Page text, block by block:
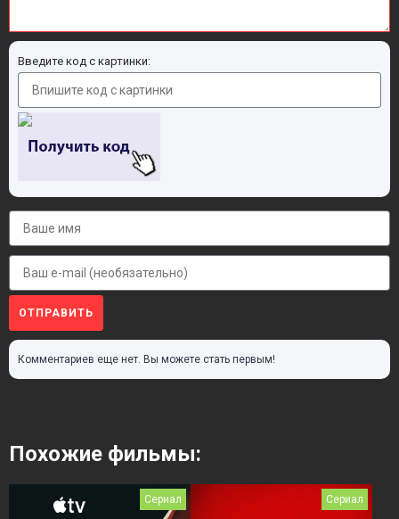
Введите код с картинки:
ОТПРАВИТЬ
Комментариев еще нет. Вы можете стать первым!
Похожие фильмы:
Сериал Сериал